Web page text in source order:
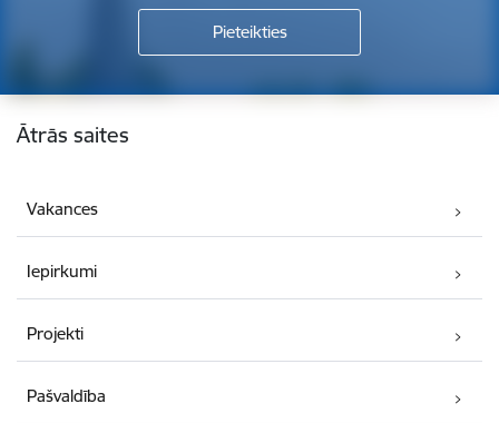
Kājene
Ātrās saites
Vakances
Iepirkumi
Projekti
Pašvaldība